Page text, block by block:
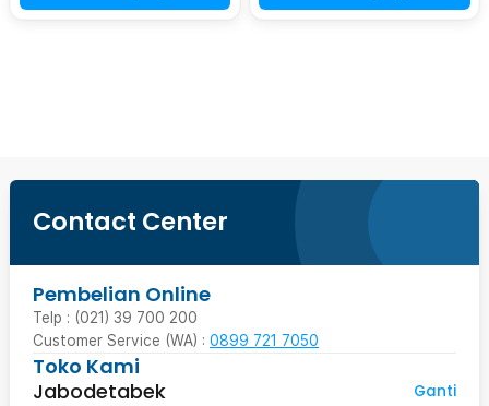
Contact Center
Pembelian Online
Telp : (021) 39 700 200
Customer Service (WA) : 0899 721 7050
Toko Kami
Jabodetabek
Ganti